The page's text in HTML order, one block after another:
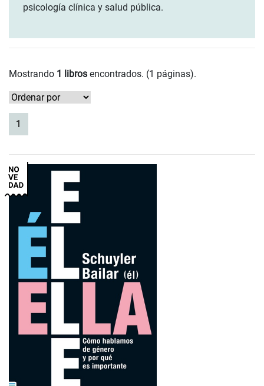
psicología clínica y salud pública.
Mostrando 1 libros encontrados. (1 páginas).
1